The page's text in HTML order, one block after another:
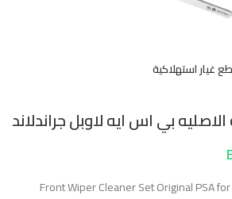
غيار استهلاكية
بي اس ايه لاوبل جراندلاند
Front Wiper Cleaner Set Original PSA